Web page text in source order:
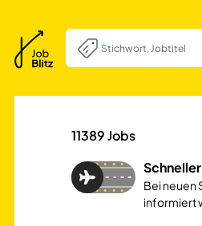
11389Jobs
Bei neuen
informiert